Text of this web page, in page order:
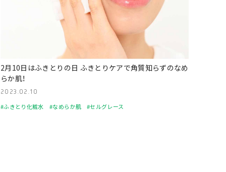
2月10日はふきとりの日 ふきとりケアで角質知らずのなめ
らか肌！
2023.02.10
#ふきとり化粧水 #なめらか肌 #セルグレース